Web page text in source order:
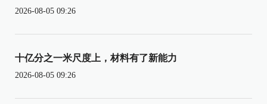
2026-08-05 09:26
十亿分之一米尺度上，材料有了新能力
2026-08-05 09:26